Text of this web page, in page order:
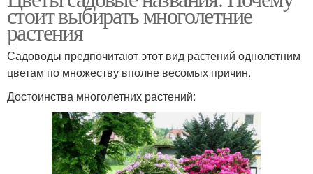
Цвета на дачу Неприхотливые цветы
Неприхотливые цвета Низкорослые цветы
стоит выбирать многолетние
растения
Садоводы предпочитают этот вид растений однолетним
цветам по множеству вполне весомых причин.
Достоинства многолетних растений: